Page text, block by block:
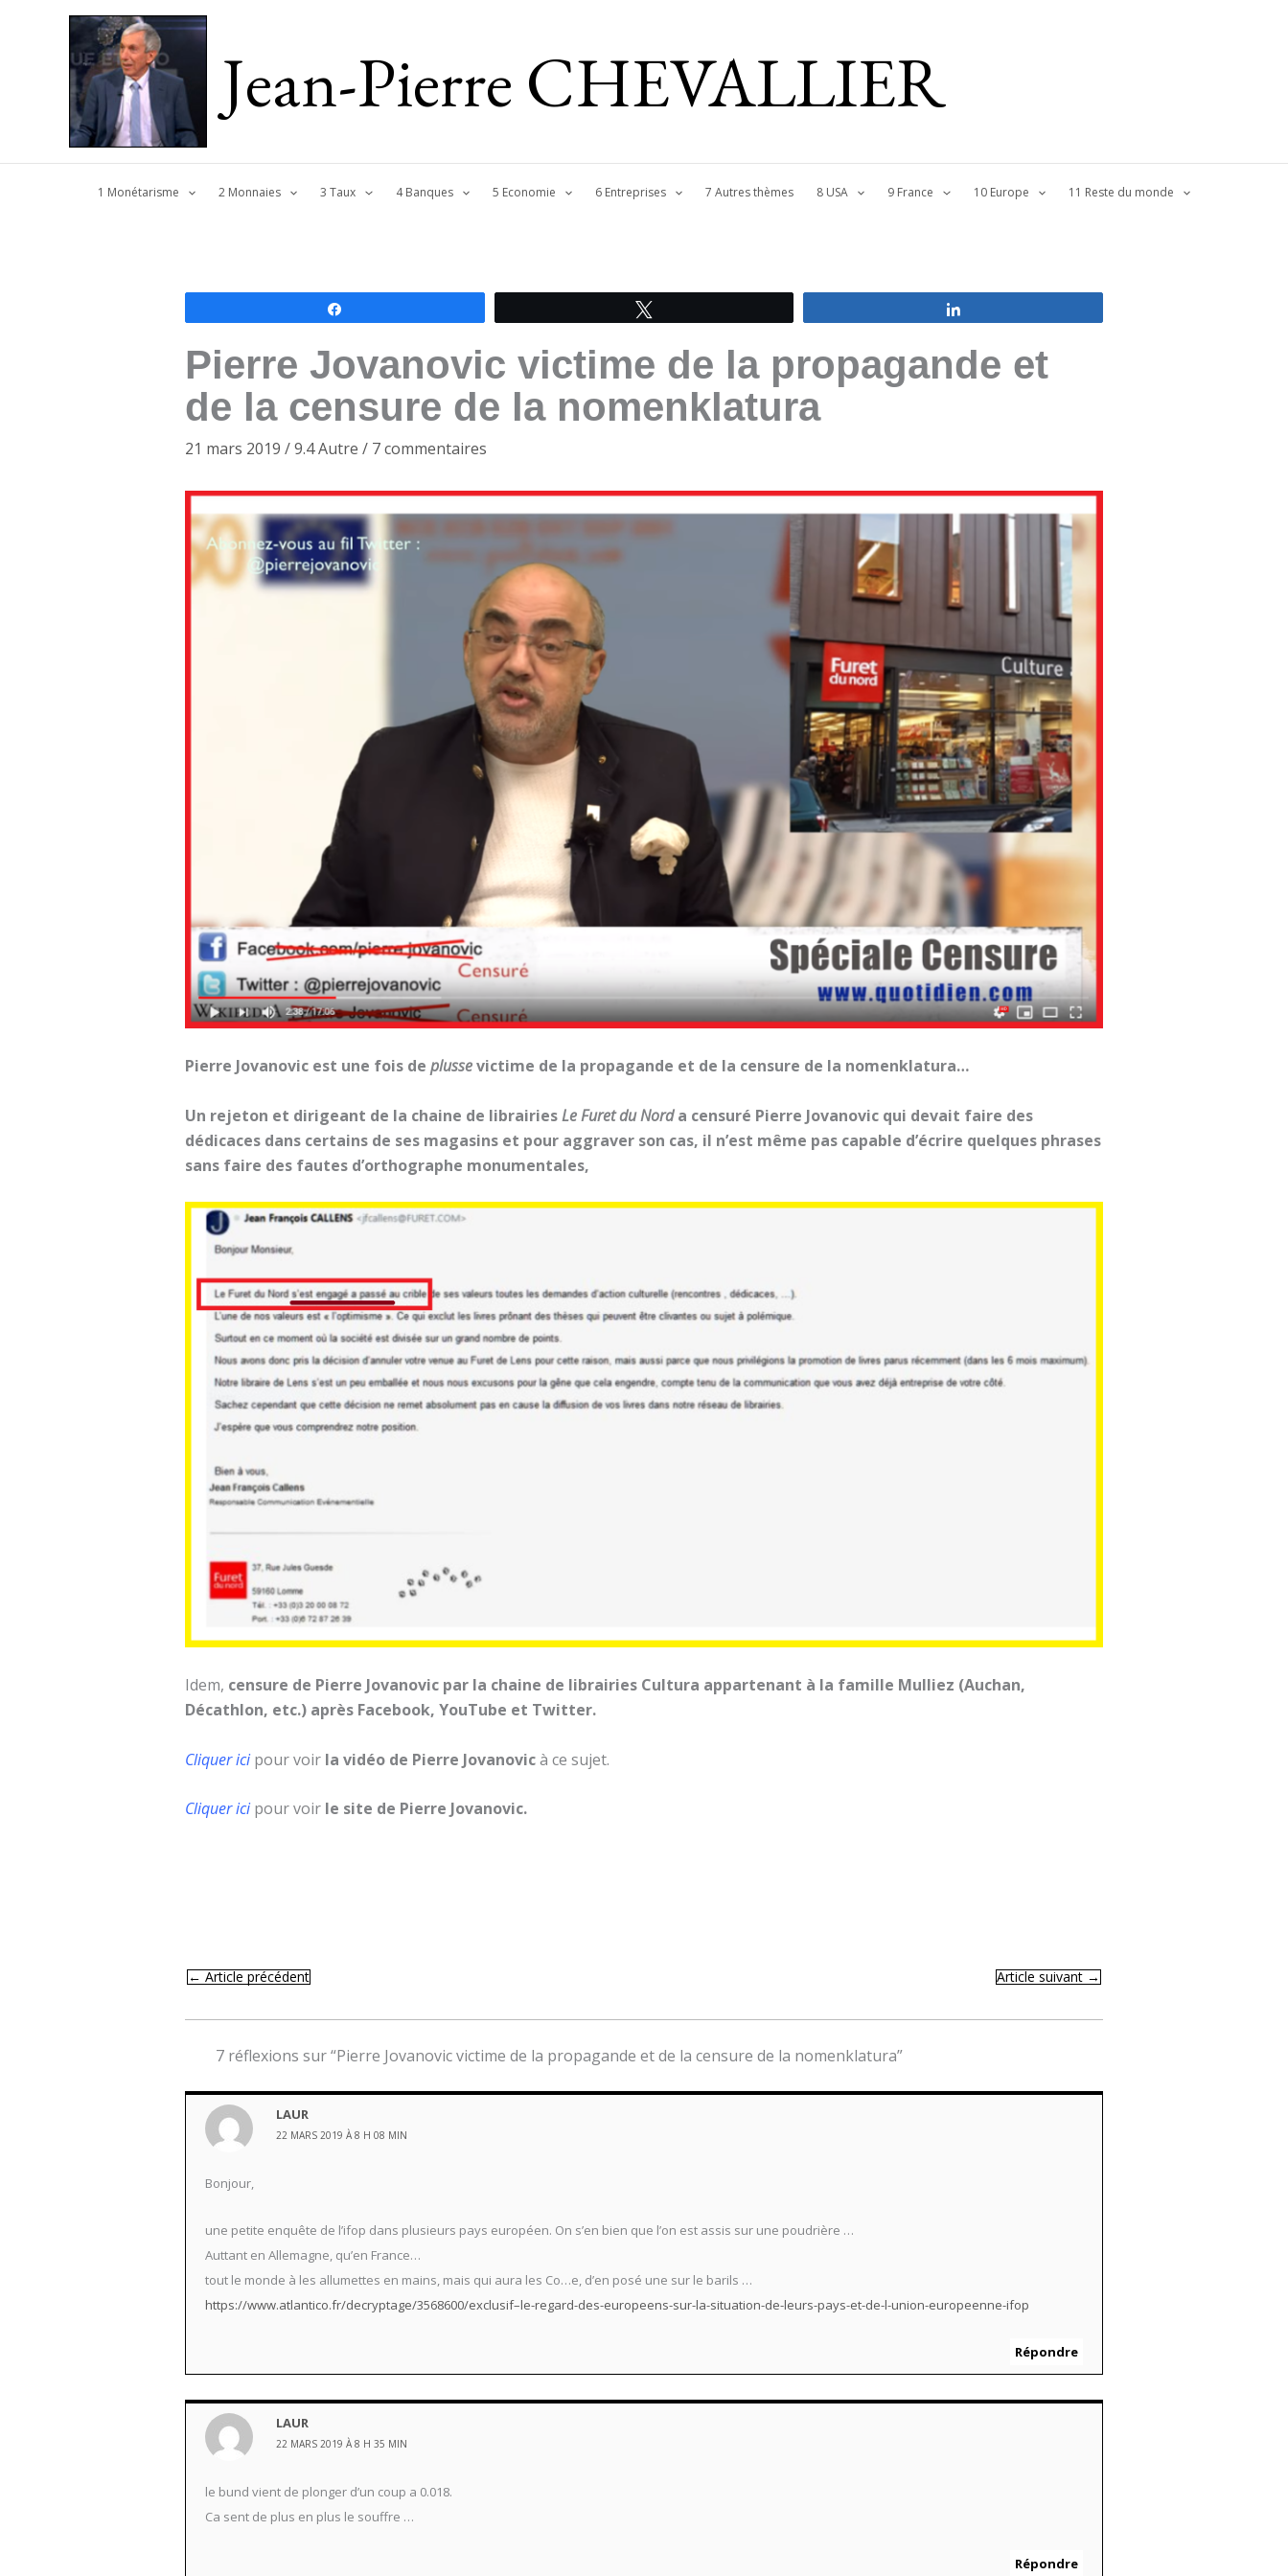
Jean-Pierre CHEVALLIER
1 Monétarisme 2 Monnaies 3 Taux 4 Banques 5 Economie 6 Entreprises 7 Autres thèmes 8 USA 9 France 10 Europe 11 Reste du monde
Pierre Jovanovic victime de la propagande et
de la censure de la nomenklatura
21 mars 2019 /9.4 Autre / 7 commentaires
Pierre Jovanovic est une fois de plussevictime de la propagande et de la censure de la nomenklatura…
Un rejeton et dirigeant de la chaine de librairiesLe Furet du Norda censuré Pierre Jovanovic qui devait faire des
dédicaces dans certains de ses magasins et pour aggraver son cas, il n’est même pas capable d’écrire quelques phrases
sans faire des fautes d’orthographe monumentales,
Idem, censure de Pierre Jovanovic par la chaine de librairies Cultura appartenant à la famille Mulliez (Auchan,
Décathlon, etc.) après Facebook, YouTube et Twitter.
Cliquer ici pour voir la vidéo de Pierre Jovanovicà ce sujet.
Cliquer ici pour voir le site de Pierre Jovanovic.
←Article précédent Article suivant→
7 réflexions sur “Pierre Jovanovic victime de la propagande et de la censure de la nomenklatura”
LAUR
22 MARS 2019 À 8 H 08 MIN
Bonjour,
une petite enquête de l’ifop dans plusieurs pays européen. On s’en bien que l’on est assis sur une poudrière …
Auttant en Allemagne, qu’en France…
tout le monde à les allumettes en mains, mais qui aura les Co…e, d’en posé une sur le barils …
https://www.atlantico.fr/decryptage/3568600/exclusif–le-regard-des-europeens-sur-la-situation-de-leurs-pays-et-de-l-union-europeenne-ifop
Répondre
LAUR
22 MARS 2019 À 8 H 35 MIN
le bund vient de plonger d’un coup a 0.018.
Ca sent de plus en plus le souffre …
Répondre